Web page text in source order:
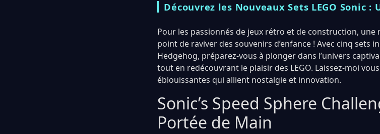
Découvrez les Nouveaux Sets LEGO Sonic
Pour les passionnés de jeux rétro et de construction, une
point de raviver des souvenirs d’enfance ! Avec cinq sets
Hedgehog, préparez-vous à plonger dans l’univers
tout en redécouvrant le plaisir des LEGO. Laissez-moi
éblouissantes qui allient nostalgie et innovation.
Sonic’s Speed Sphere
Portée de Main